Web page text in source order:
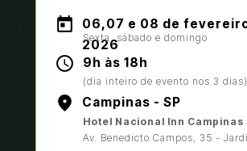
06,07 e 08 de
2026
Sexta, sábado e domingo
9h às 18h
(dia inteiro de evento nos 3 dias)
Campinas - SP
Hotel Nacional Inn Campinas
Av. Benedicto Campos, 35 -